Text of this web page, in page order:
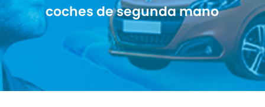
coches de segunda mano